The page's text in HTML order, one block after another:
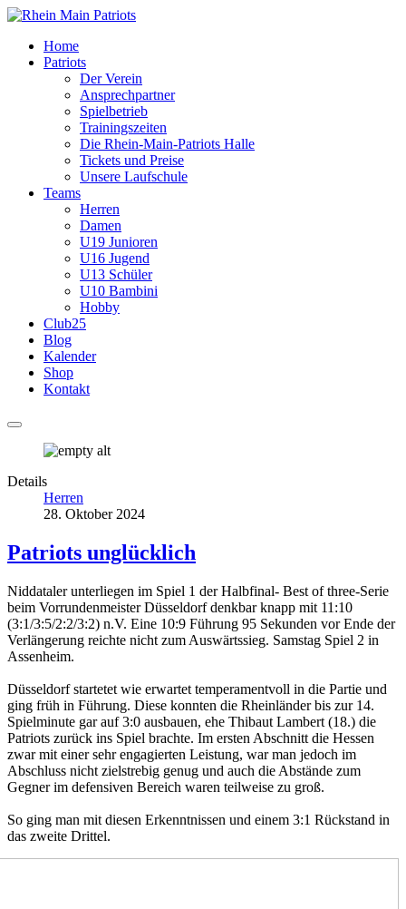
Home
Patriots
Der Verein
Ansprechpartner
Spielbetrieb
Trainingszeiten
Die Rhein-Main-Patriots Halle
Tickets und Preise
Unsere Laufschule
Teams
Herren
Damen
U19 Junioren
U16 Jugend
U13 Schüler
U10 Bambini
Hobby
Club25
Blog
Kalender
Shop
Kontakt
Details
Herren
28. Oktober 2024
Patriots unglücklich
Niddataler unterliegen im Spiel 1 der Halbfinal- Best of three-Serie
beim Vorrundenmeister Düsseldorf denkbar knapp mit 11:10
(3:1/3:5/2:2/3:2) n.V. Eine 10:9 Führung 95 Sekunden vor Ende der
Verlängerung reichte nicht zum Auswärtssieg. Samstag Spiel 2 in
Assenheim.
Düsseldorf startetet wie erwartet temperamentvoll in die Partie und
ging früh in Führung. Diese konnten die Rheinländer bis zur 14.
Spielminute gar auf 3:0 ausbauen, ehe Thibaut Lambert (18.) die
Patriots zurück ins Spiel brachte. Im ersten Abschnitt die Hessen
zwar mit einer sehr engagierten Leistung, war man jedoch im
Abschluss nicht zielstrebig genug und auch die Abstände zum
Gegner im defensiven Bereich waren teilweise zu groß.
So ging man mit diesen Erkenntnissen und einem 3:1 Rückstand in
das zweite Drittel.